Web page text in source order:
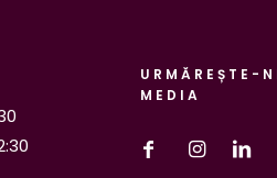
URMĂREȘTE-
MEDIA